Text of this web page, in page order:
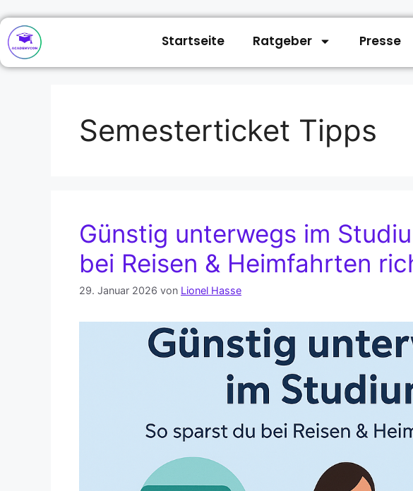
Startseite Ratgeber Presse
Semesterticket Tipps
Günstig unterwegs im
bei Reisen & Heimfahrten
29. Januar 2026 von Lionel Hasse